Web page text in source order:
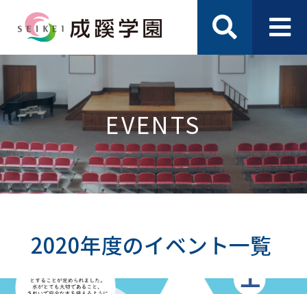
EVENTS
2020年度のイベント一覧